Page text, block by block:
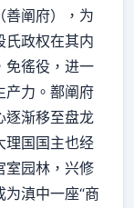
善阐府），为
氏政权在其内
免徭役，进一
产力。鄯阐府
逐渐移至盘龙
理国国主也经
室园林，兴修
滇中一座“商